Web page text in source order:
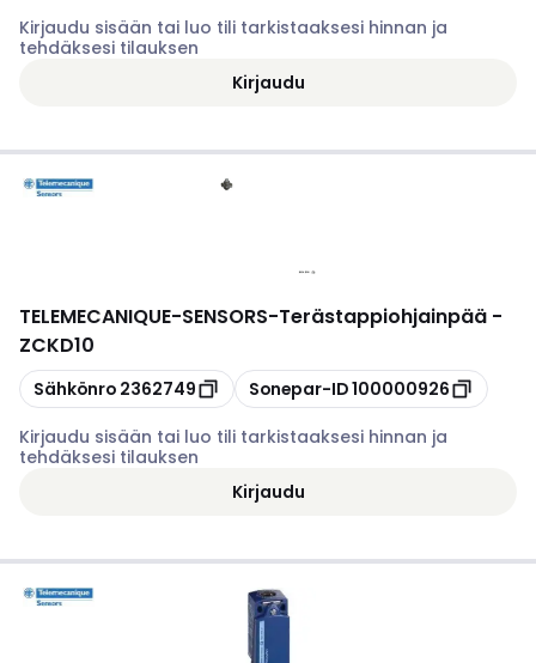
Kirjaudu sisään tai luo tili tarkistaaksesi hinnan ja
tehdäksesi tilauksen
Kirjaudu
TELEMECANIQUE-SENSORS-Terästappiohjainpää -
ZCKD10
Kopioi
Sähkönro 2362749 Kopioi
Sonepar-ID100000926
Kirjaudu sisään tai luo tili tarkistaaksesi hinnan ja
tehdäksesi tilauksen
Kirjaudu